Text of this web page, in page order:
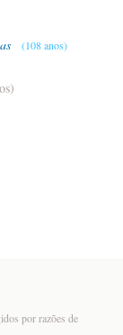
(108 anos)
por razões de